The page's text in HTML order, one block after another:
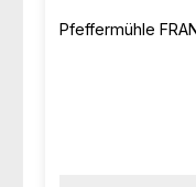
Pfeffermühle